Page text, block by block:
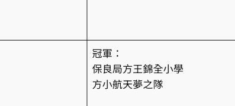
冠軍：
保良局方王錦全小學
方小航天夢之隊